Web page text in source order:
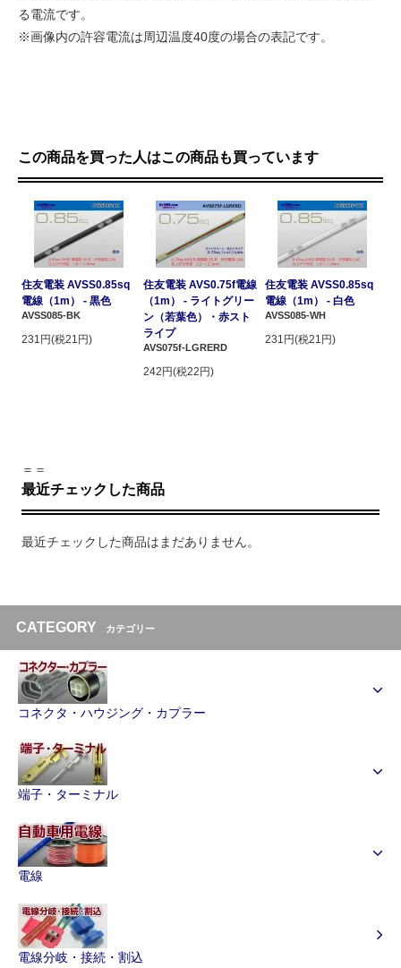
る電流です。
※画像内の許容電流は周辺温度40度の場合の表記です。
この商品を買った人はこの商品も買っています
住友電装 AVSS0.85sq
電線（1m） - 黒色
AVSS085-BK
231円(税21円)
住友電装 AVS0.75f電線
（1m） - ライトグリー
ン（若葉色）・赤スト
ライプ
AVS075f-LGRERD
242円(税22円)
住友電装 AVSS0.85sq
電線（1m） - 白色
AVSS085-WH
231円(税21円)
＝＝
最近チェックした商品
最近チェックした商品はまだありません。
CATEGORY カテゴリー
コネクタ・ハウジング・カプラー
端子・ターミナル
電線
電線分岐・接続・割込